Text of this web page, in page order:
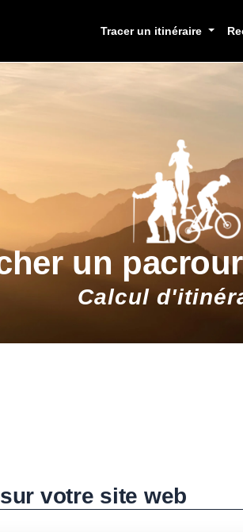
Tracer un itinéraire
un
Calcul
votre site web